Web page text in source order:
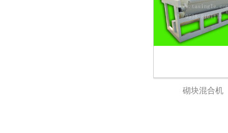
砌块混合机